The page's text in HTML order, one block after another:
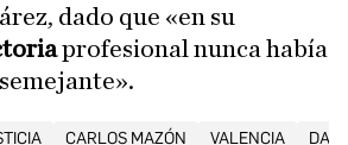
dado que «en su
profesional nunca había
CARLOS MAZÓN VALENCIA